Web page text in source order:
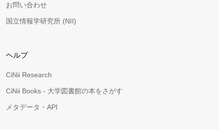
お問い合わせ
国立情報学研究所 (NII)
ヘルプ
CiNii Research
CiNii Books - 大学図書館の本をさがす
メタデータ・API